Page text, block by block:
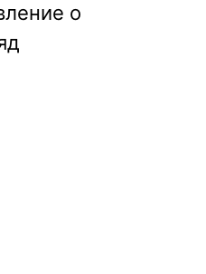
о